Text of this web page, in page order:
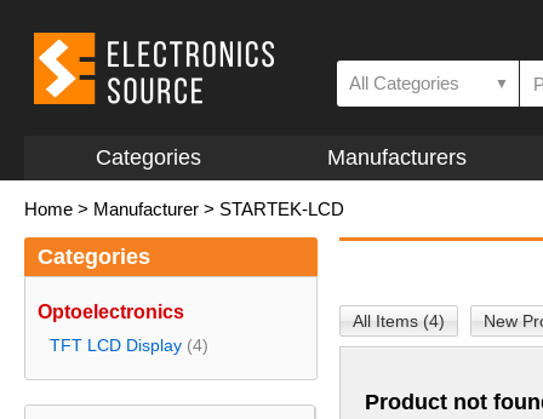
All Categories ▼
Categories Manufacturers
Home > Manufacturer > STARTEK-LCD
Categories
Optoelectronics
TFT LCD Display (4)
All Items (4) New
Product not